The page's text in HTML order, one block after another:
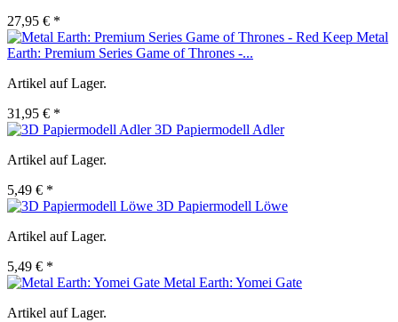
27,95 € *
Metal
Earth: Premium Series Game of Thrones -...
Artikel auf Lager.
31,95 € *
3D Papiermodell Adler
Artikel auf Lager.
5,49 € *
3D Papiermodell Löwe
Artikel auf Lager.
5,49 € *
Metal Earth: Yomei Gate
Artikel auf Lager.